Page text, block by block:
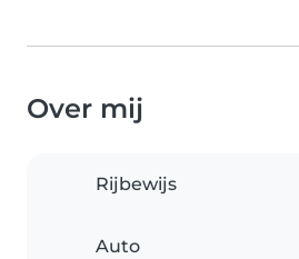
Over mij
Rijbewijs
Auto